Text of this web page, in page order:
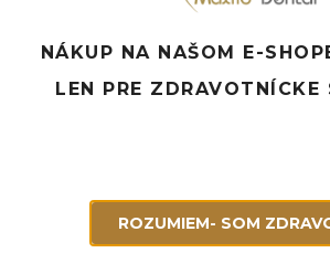
Doprava ZADARMO pri objednávke nad 120
Rýchle doručenie a možnosť osobného
NÁKUP NA NAŠOM E-
LEN PRE ZDRAVOTNÍCKE
ROZUMIEM- SOM